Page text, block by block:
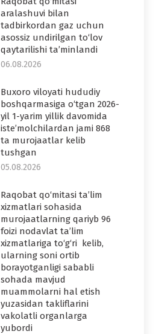
aralashuvi bilan
tadbirkordan gaz uchun
asossiz undirilgan to‘lov
qaytarilishi ta’minlandi
06.08.2026
Buxoro viloyati hududiy
boshqarmasiga o‘tgan 2026-
yil 1-yarim yillik davomida
iste’molchilardan jami 868
ta murojaatlar kelib
tushgan
05.08.2026
Raqobat qo‘mitasi ta’lim
xizmatlari sohasida
murojaatlarning qariyb 96
foizi nodavlat ta’lim
xizmatlariga to‘g‘ri kelib,
ularning soni ortib
borayotganligi sababli
sohada mavjud
muammolarni hal etish
yuzasidan takliflarini
vakolatli organlarga
yubordi